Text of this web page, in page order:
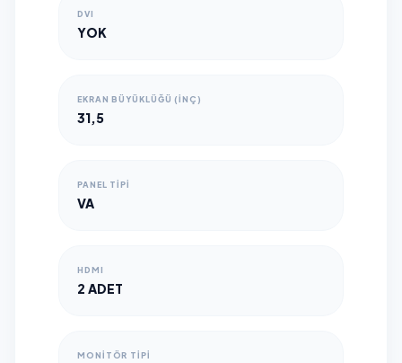
DVI
YOK
EKRAN BÜYÜKLÜĞÜ (İNÇ)
31,5
PANEL TIPI
VA
HDMI
2 ADET
MONITÖR TIPI